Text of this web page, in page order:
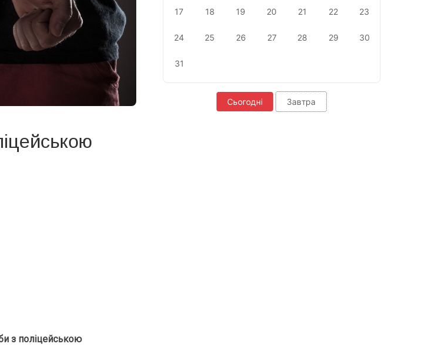
з поліцейською
17 18 19 20 21 22 23
24 25 26 27 28 29 30
31
Сьогодні Завтра